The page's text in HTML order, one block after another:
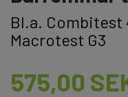
Bl.a. Combitest
Macrotest G3
575,00